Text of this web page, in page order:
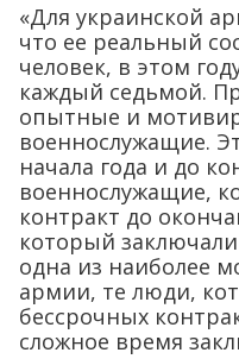
«Для украинской
что ее реальный
человек, в этом
каждый седьмой.
опытные и
военнослужащие.
начала года и до
военнослужащие,
контракт до
который
одна из наиболее
армии, те люди,
бессрочных
сложное время